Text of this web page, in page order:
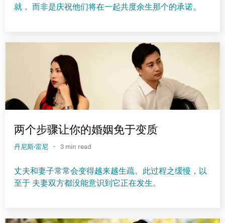
就， 而非是庆祝他们将在一起共度余生那个的承诺。
两个步骤让你的婚姻免于变质
丹尼斯·雷尼 · 3 min read
丈夫和妻子常常会变得越来越生疏。此过程之缓慢，以
至于 夫妻双方都没能意识到它正在发生。